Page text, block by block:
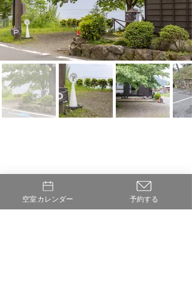
予約する
空室カレンダー 予約する